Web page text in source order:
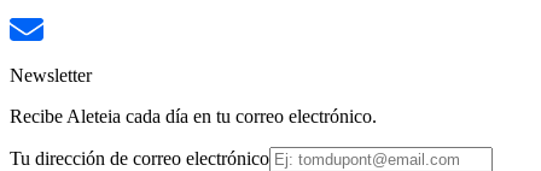
Newsletter
Recibe Aleteia cada día en tu correo electrónico.
Tu dirección de correo electrónico